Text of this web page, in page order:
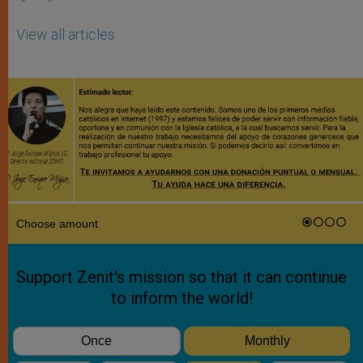
View all articles